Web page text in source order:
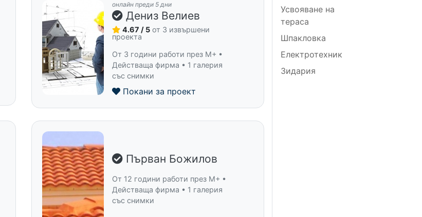
онлайн преди 5 дни
Дениз Велиев
4.67 / 5 от 3 извършени
проекта
От 3 години работи през M+ •
Действаща фирма • 1 галерия
със снимки
Покани за проект
Първан Божилов
От 12 години работи през M+ •
Действаща фирма • 1 галерия
със снимки
Усвояване на
тераса
Шпакловка
Електротехник
Зидария